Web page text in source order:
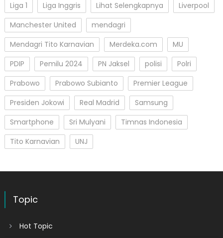
Liga 1
Liga Inggris Lihat Selengkapnya
Liverpool
Manchester United
mendagri
Mendagri Tito Karnavian
Merdeka.com
MU
PDIP
Pemilu 2024 PN Jaksel polisi
Polri
Prabowo
Prabowo Subianto
Premier League
Presiden Jokowi
Real Madrid
Samsung
Smartphone
Sri Mulyani
Timnas Indonesia
Tito Karnavian
UNJ
Topic
Hot Topic